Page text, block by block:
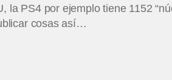
la PS4 por ejemplo tiene 1152
cosas así…